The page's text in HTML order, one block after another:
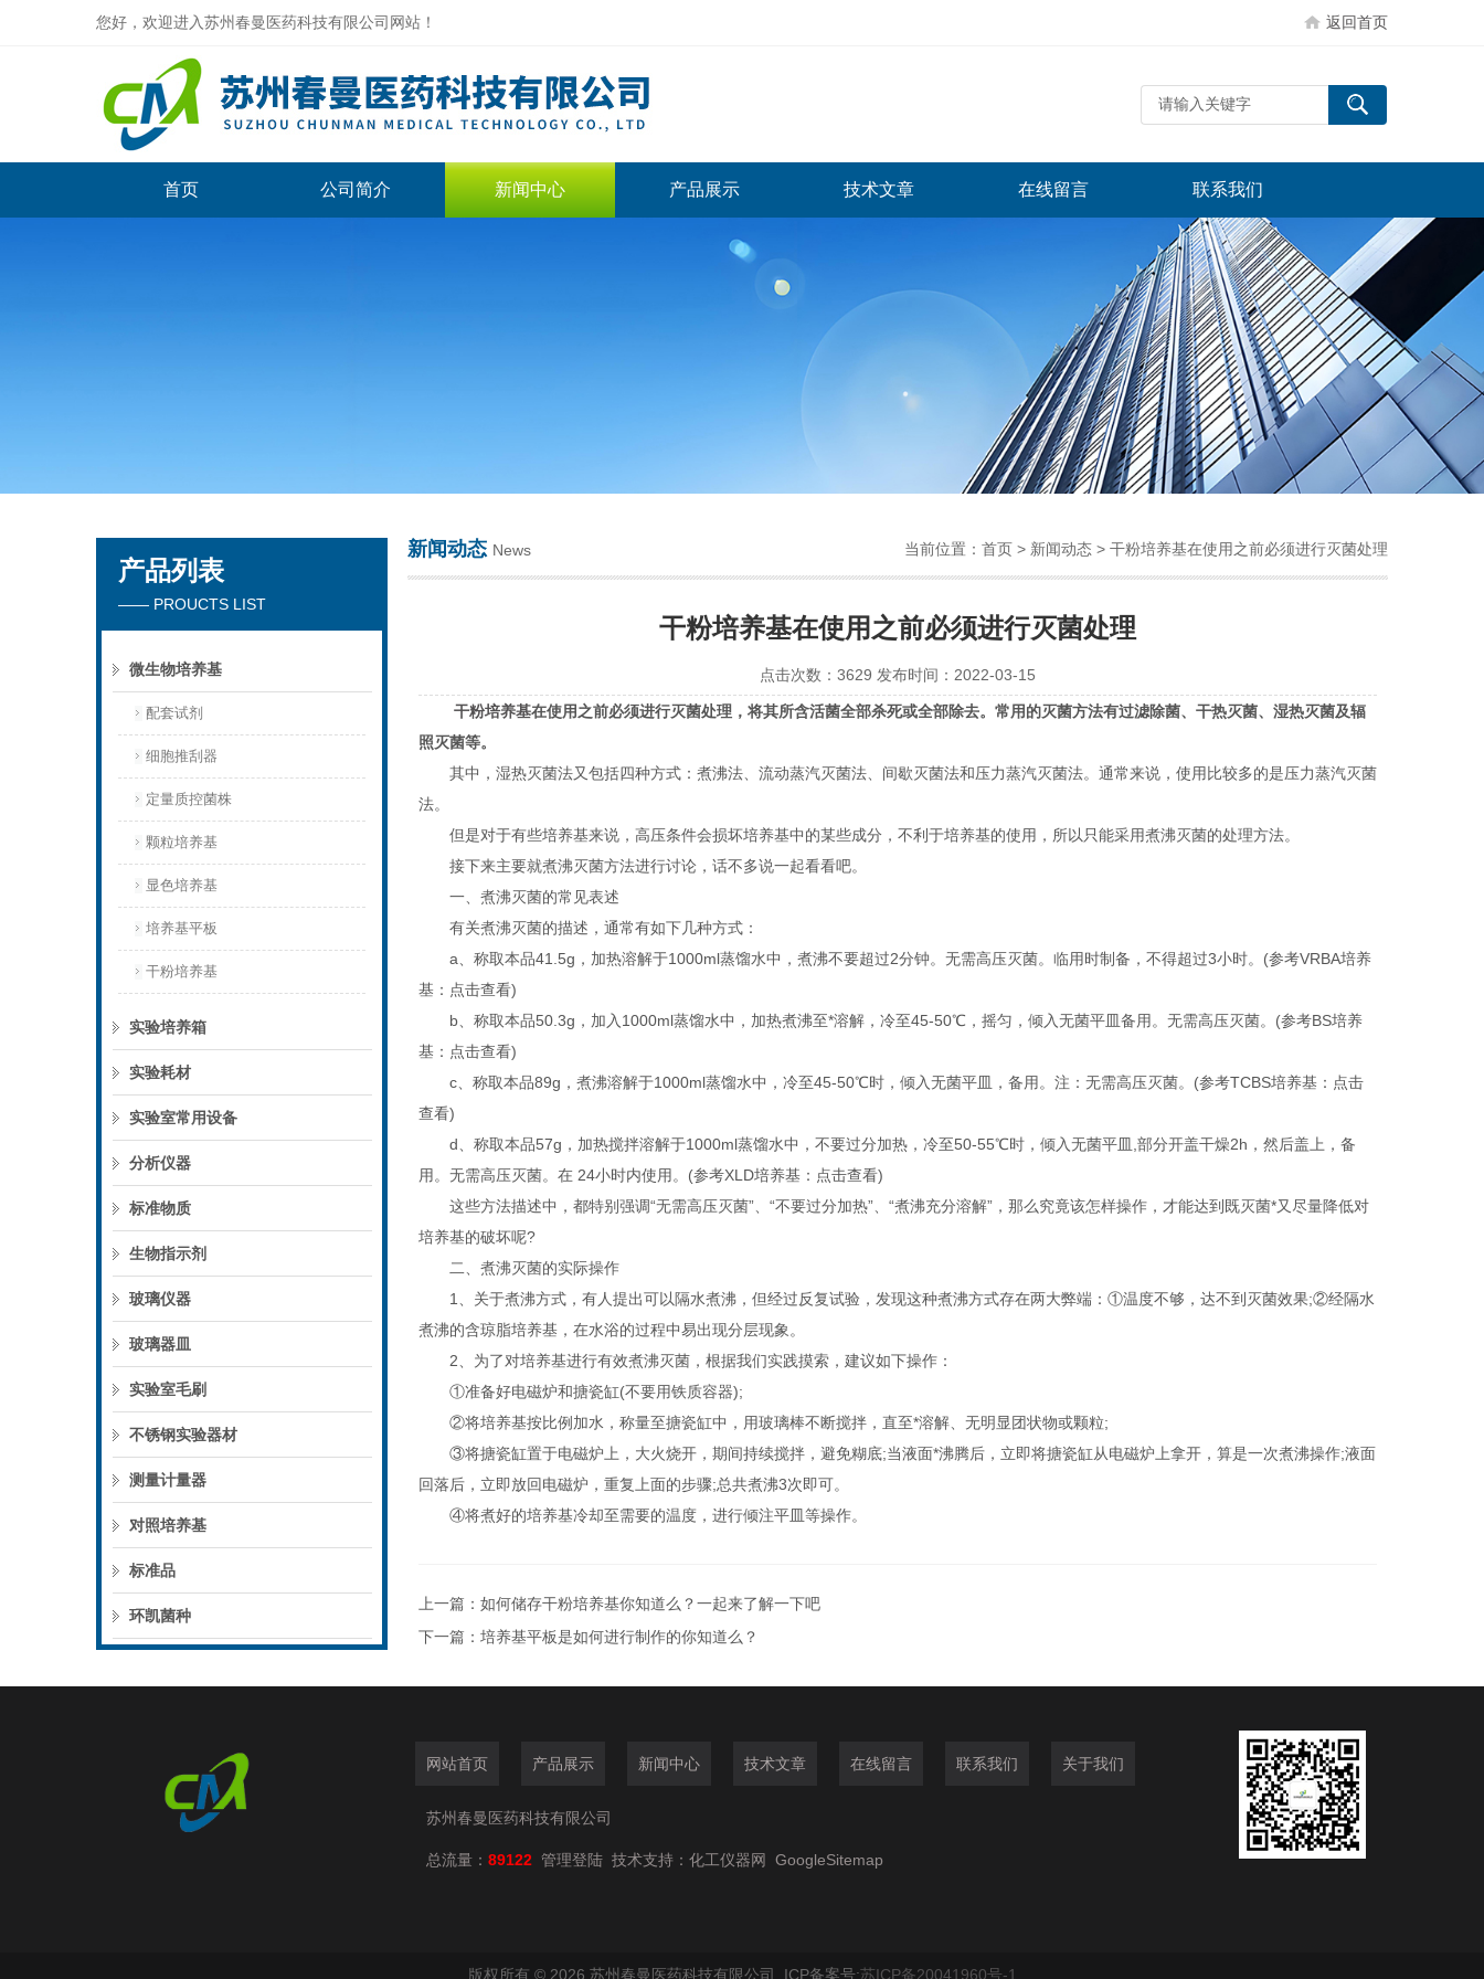
您好，欢迎进入苏州春曼医药科技有限公司网站！ 返回首页
苏州春曼医药科技有限公司
首页 公司简介 新闻中心 产品展示 技术文章 在线留言 联系我们
产品列表
—— PROUCTS LIST
微生物培养基
配套试剂
细胞推刮器
定量质控菌株
颗粒培养基
显色培养基
培养基平板
干粉培养基
实验培养箱
实验耗材
实验室常用设备
分析仪器
标准物质
生物指示剂
玻璃仪器
玻璃器皿
实验室毛刷
不锈钢实验器材
测量计量器
对照培养基
标准品
环凯菌种
新闻动态 News 当前位置： 首页 > 新闻动态 > 干粉培养基在使用之前必须进行灭菌处理
干粉培养基在使用之前必须进行灭菌处理
点击次数：3629 发布时间：2022-03-15
干粉培养基在使用之前必须进行灭菌处理，将其所含活菌全部杀死或全部除去。常用的灭菌方法有过滤除菌、干热灭菌、湿热灭菌及辐
照灭菌等。
其中，湿热灭菌法又包括四种方式：煮沸法、流动蒸汽灭菌法、间歇灭菌法和压力蒸汽灭菌法。通常来说，使用比较多的是压力蒸汽灭菌
法。
但是对于有些培养基来说，高压条件会损坏培养基中的某些成分，不利于培养基的使用，所以只能采用煮沸灭菌的处理方法。
接下来主要就煮沸灭菌方法进行讨论，话不多说一起看看吧。
一、煮沸灭菌的常见表述
有关煮沸灭菌的描述，通常有如下几种方式：
a、称取本品41.5g，加热溶解于1000ml蒸馏水中，煮沸不要超过2分钟。无需高压灭菌。临用时制备，不得超过3小时。(参考VRBA培养
基：点击查看)
b、称取本品50.3g，加入1000ml蒸馏水中，加热煮沸至*溶解，冷至45-50℃，摇匀，倾入无菌平皿备用。无需高压灭菌。(参考BS培养
基：点击查看)
c、称取本品89g，煮沸溶解于1000ml蒸馏水中，冷至45-50℃时，倾入无菌平皿，备用。注：无需高压灭菌。(参考TCBS培养基：点击
查看)
d、称取本品57g，加热搅拌溶解于1000ml蒸馏水中，不要过分加热，冷至50-55℃时，倾入无菌平皿,部分开盖干燥2h，然后盖上，备
用。无需高压灭菌。在 24小时内使用。(参考XLD培养基：点击查看)
这些方法描述中，都特别强调“无需高压灭菌”、“不要过分加热”、“煮沸充分溶解”，那么究竟该怎样操作，才能达到既灭菌*又尽量降低对
培养基的破坏呢?
二、煮沸灭菌的实际操作
1、关于煮沸方式，有人提出可以隔水煮沸，但经过反复试验，发现这种煮沸方式存在两大弊端：①温度不够，达不到灭菌效果;②经隔水
煮沸的含琼脂培养基，在水浴的过程中易出现分层现象。
2、为了对培养基进行有效煮沸灭菌，根据我们实践摸索，建议如下操作：
①准备好电磁炉和搪瓷缸(不要用铁质容器);
②将培养基按比例加水，称量至搪瓷缸中，用玻璃棒不断搅拌，直至*溶解、无明显团状物或颗粒;
③将搪瓷缸置于电磁炉上，大火烧开，期间持续搅拌，避免糊底;当液面*沸腾后，立即将搪瓷缸从电磁炉上拿开，算是一次煮沸操作;液面
回落后，立即放回电磁炉，重复上面的步骤;总共煮沸3次即可。
④将煮好的培养基冷却至需要的温度，进行倾注平皿等操作。
上一篇： 如何储存干粉培养基你知道么？一起来了解一下吧
下一篇： 培养基平板是如何进行制作的你知道么？
网站首页 产品展示 新闻中心 技术文章 在线留言 联系我们 关于我们
苏州春曼医药科技有限公司
总流量： 89122 管理登陆 技术支持： 化工仪器网 GoogleSitemap
版权所有 © 2026 苏州春曼医药科技有限公司 ICP备案号:苏ICP备20041960号-1